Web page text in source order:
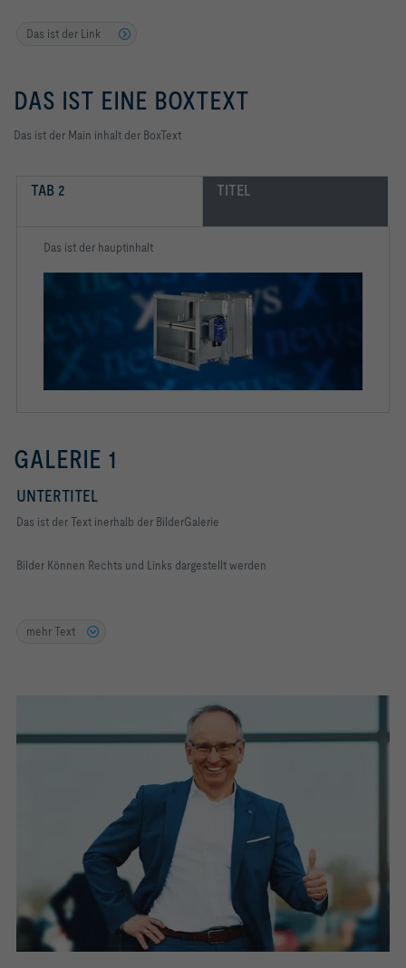
Das ist der Link
DAS IST EINE BOXTEXT
Das ist der Main inhalt der BoxText
TAB 2 TITEL
Das ist der hauptinhalt
GALERIE 1
UNTERTITEL
Das ist der Text inerhalb der BilderGalerie
Bilder Können Rechts und Links dargestellt werden
mehr Text